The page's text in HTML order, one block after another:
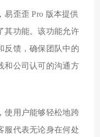
易歪歪 Pro 版本提供
其功能。该功能允许
反馈，确保团队中的
和公司认可的沟通方
使用户能够轻松地跨
服代表无论身在何处